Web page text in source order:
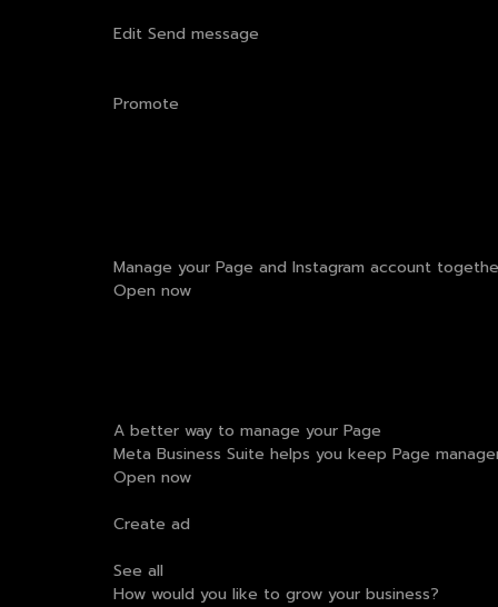
Edit Send message
Promote
Manage your Page and Instagram account
Open now
A better way to manage your Page
Meta Business Suite helps you keep Page
Open now
Create ad
See all
How would you like to grow your business?